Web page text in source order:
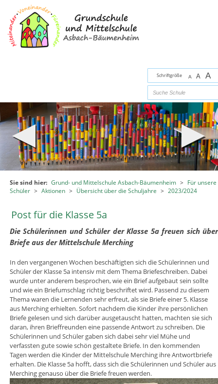
Zum Inhalt,
Schriftgröße A A A
Sie sind hier: Grund- und Mittelschule Asbach-Bäumenheim >
Für unsere
Schüler > Aktionen > Übersicht über die Schuljahre > 2023/2024
Post für die Klasse 5a
Die Schülerinnen und Schüler der Klasse 5a freuen sich über
Briefe aus der Mittelschule Merching
In den vergangenen Wochen beschäftigten sich die Schülerinnen und
Schüler der Klasse 5a intensiv mit dem Thema Briefeschreiben. Dabei
wurde unter anderem besprochen, wie ein Brief aufgebaut sein sollte
und wie ein Briefumschlag richtig beschriftet wird. Passend zu diesem
Thema waren die Lernenden sehr erfreut, als sie Briefe einer 5. Klasse
aus Merching erhielten. Sofort nachdem die Kinder ihre persönlichen
Briefe gelesen und sich darüber ausgetauscht hatten, machten sie sich
daran, ihren Brieffreunden eine passende Antwort zu schreiben. Die
Schülerinnen und Schüler gaben sich dabei sehr viel Mühe und
verfassten gute sowie schön gestaltete Briefe. In den kommenden
Tagen werden die Kinder der Mittelschule Merching ihre Antwortbriefe
erhalten. Die Klasse 5a hofft, dass sich die Schülerinnen und Schüler aus
Merching genauso über die Briefe freuen werden.